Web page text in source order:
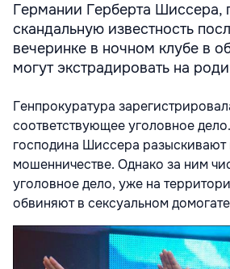
Германии Герберта Шиссера,
скандальную известность
вечеринке в ночном клубе в
могут экстрадировать на
Генпрокуратура
соответствующее уголовное
господина Шиссера
мошенничестве. Однако за ним
уголовное дело, уже на
обвиняют в сексуальном